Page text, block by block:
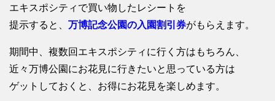
エキスポシティで買い物したレシートを
提示すると、 万博記念公園の入園割引券がもらえます。
期間中、複数回エキスポシティに行く方はもちろん、
近々万博公園にお花見に行きたいと思っている方は
ゲットしておくと、お得にお花見を楽しめます。